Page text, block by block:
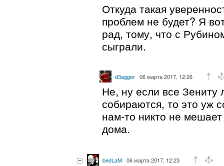
Откуда такая
проблем не будет? Я
рад, тому, что с
сыграли.
d3agger 06 марта 2017, 12:26
Не, ну если все Зениту
собираются, то это уж
нам-то никто не
дома.
bedLaM 06 марта 2017, 12:23